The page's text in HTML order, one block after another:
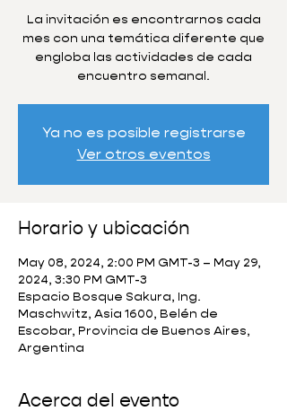
La invitación es encontrarnos cada
mes con una temática diferente que
engloba las actividades de cada
encuentro semanal.
Ya no es posible registrarse
Ver otros eventos
Horario y ubicación
May 08, 2024, 2:00 PM GMT-3 – May 29,
2024, 3:30 PM GMT-3
Espacio Bosque Sakura, Ing.
Maschwitz, Asia 1600, Belén de
Escobar, Provincia de Buenos Aires,
Argentina
Acerca del evento